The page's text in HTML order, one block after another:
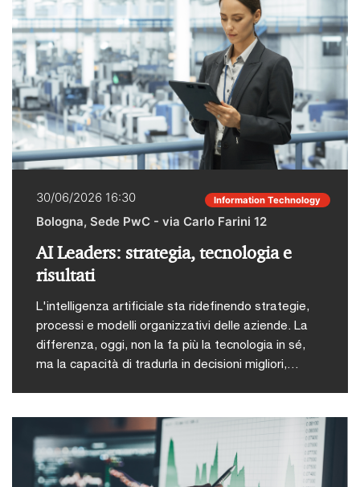
istituzioni e professionisti, con l’obiettivo di offrire
una visione chiara e integrata su operazioni di
crescita, aggregazione e apertura
internazionale.Verranno affrontati i temi chiave che
stanno ridefinendo il settore:L’evoluzione del
mercato delle fusioni e acquisizioni (M&A) nel
comparto calze e intimo e il suo legame con i
percorsi di internazionalizzazioneIl punto di vista
delle imprese del territorio, per comprendere sfide
creazione di valore nelle operazioni di M&A, con un
focus integrato su aspetti legali, fiscali e
giuslavoristici, fino alle strategie globaliPer PwC
Italia intreverranno: Samuel Marinelli, Partner PwC
TaxFrancesca Tironi, Partner PwC Legal,
Employment Gianluca Fiori, Director PwC Legal,
Corporate & M&ALara Guiotto, Director PwC Tax,
Corporate & M&A
30/06/2026 16:30 Information Technology
Bologna, Sede PwC - via Carlo Farini 12
AI Leaders: strategia, tecnologia e
risultati
L'intelligenza artificiale sta ridefinendo strategie,
processi e modelli organizzativi delle aziende. La
differenza, oggi, non la fa più la tecnologia in sé,
ma la capacità di tradurla in decisioni migliori,
come si costruisce un'organizzazione capace di
abilitarla concretamente? Sono le domande al
centro dell’evento "AI Leaders: strategia,
tecnologia e risultati", organizzato martedì 30